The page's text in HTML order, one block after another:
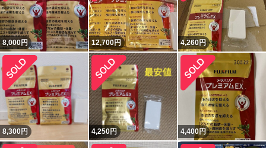
8,000円 12,700円 4,260円
8,300円 4,250円 4,400円